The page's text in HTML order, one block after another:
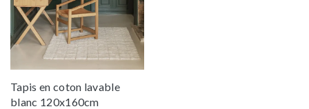
Tapis en coton lavable
blanc 120x160cm